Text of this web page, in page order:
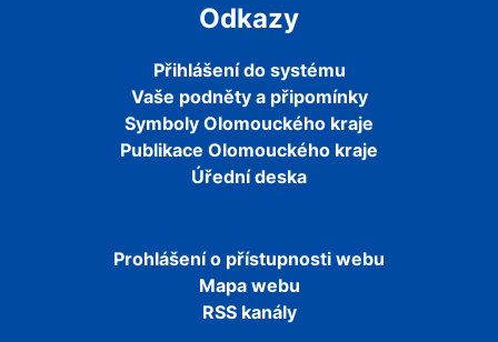
Odkazy
Přihlášení do systému
Vaše podněty a připomínky
Symboly Olomouckého kraje
Publikace Olomouckého kraje
Úřední deska
Prohlášení o přístupnosti webu
Mapa webu
RSS kanály